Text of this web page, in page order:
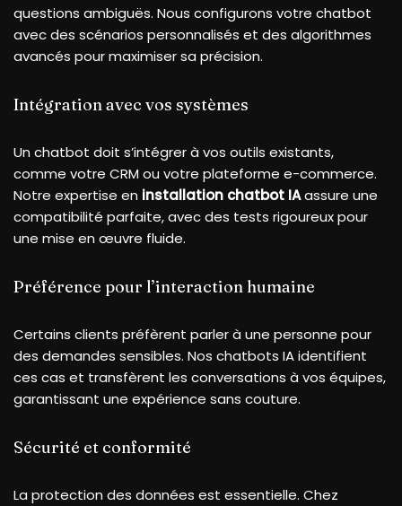
questions ambiguës. Nous configurons votre chatbot
avec des scénarios personnalisés et des algorithmes
avancés pour maximiser sa précision.
Intégration avec vos systèmes
Un chatbot doit s’intégrer à vos outils existants,
comme votre CRM ou votre plateforme e-commerce.
Notre expertise en installation chatbot IAassure une
compatibilité parfaite, avec des tests rigoureux pour
une mise en œuvre fluide.
Préférence pour l’interaction humaine
Certains clients préfèrent parler à une personne pour
des demandes sensibles. Nos chatbots IA identifient
ces cas et transfèrent les conversations à vos équipes,
garantissant une expérience sans couture.
Sécurité et conformité
La protection des données est essentielle. Chez